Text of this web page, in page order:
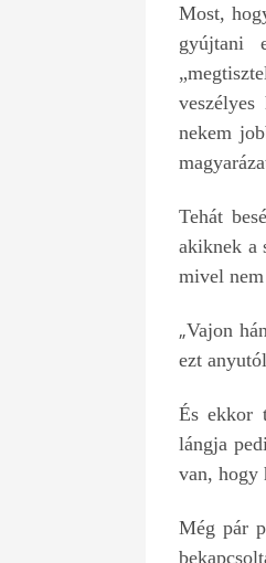
Most,
gyújtani
nekem
Tehát
akiknek a
mivel
„Vajon
ezt
És ekkor
lángja
van, hogy
Még pár